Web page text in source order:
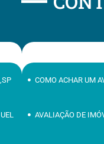
COMO ACHAR UM
AVALIAÇÃO DE